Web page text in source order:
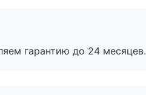
гарантию до 24